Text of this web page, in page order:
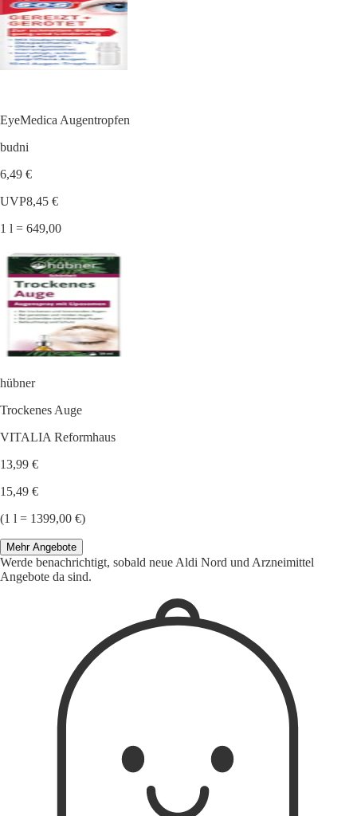
EyeMedica Augentropfen
budni
6,49 €
UVP8,45 €
1 l = 649,00
hübner
Trockenes Auge
VITALIA Reformhaus
13,99 €
15,49 €
(1 l = 1399,00 €)
Mehr Angebote
Werde benachrichtigt, sobald neue Aldi Nord und Arzneimittel
Angebote da sind.